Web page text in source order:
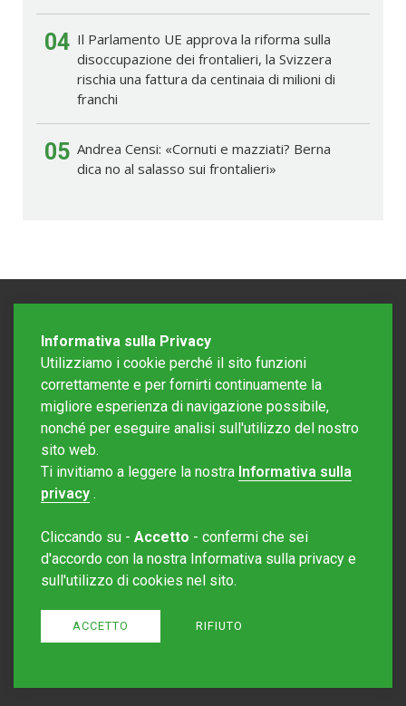
04 Il Parlamento UE approva la riforma sulla
disoccupazione dei frontalieri, la Svizzera
rischia una fattura da centinaia di milioni di
franchi
05 Andrea Censi: «Cornuti e mazziati? Berna
dica no al salasso sui frontalieri»
Editore Rotostampa SA
Sito creato daRedesign
Informativa sulla Privacy
Utilizziamo i cookie perché il sito funzioni
correttamente e per fornirti continuamente la
migliore esperienza di navigazione possibile,
nonché per eseguire analisi sull'utilizzo del nostro
sito web.
Ti invitiamo a leggere la nostra Informativa sulla
privacy .
Cliccando su - Accetto - confermi che sei
d'accordo con la nostra Informativa sulla privacy e
sull'utilizzo di cookies nel sito.
ACCETTO RIFIUTO